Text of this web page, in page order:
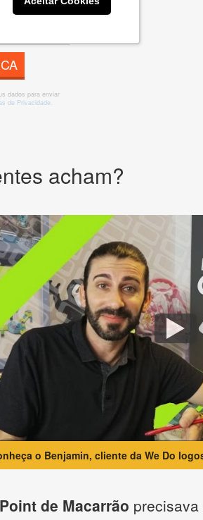
dados para enviar
de Privacidade.
acham?
o Benjamin, cliente da We Do
de Macarrão